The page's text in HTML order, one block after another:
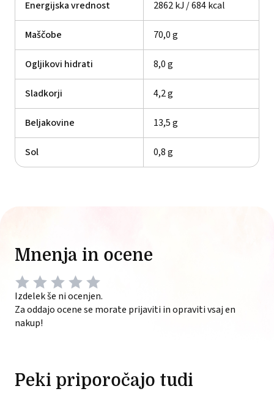
Energijska vrednost 2862 kJ / 684 kcal
Maščobe 70,0 g
Ogljikovi hidrati 8,0 g
Sladkorji 4,2 g
Beljakovine 13,5 g
Sol 0,8 g
Mnenja in ocene
Izdelek še ni ocenjen.
Za oddajo ocene se morate prijaviti in opraviti vsaj en
nakup!
Peki priporočajo tudi